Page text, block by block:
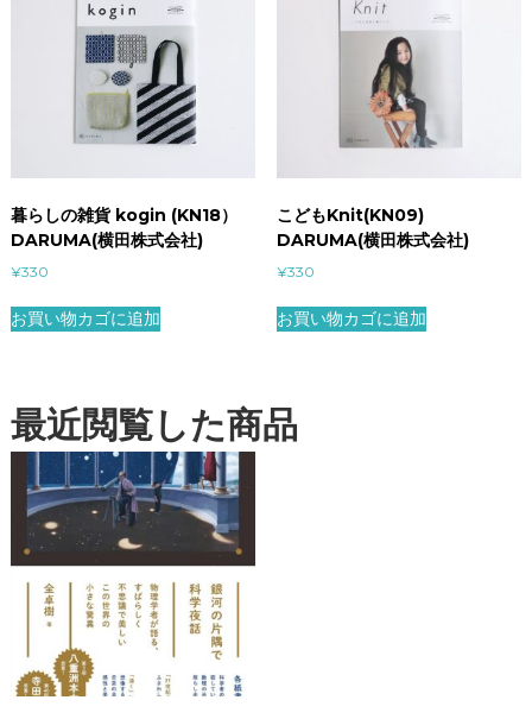
暮らしの雑貨 kogin (KN18）
DARUMA(横田株式会社)
¥330
お買い物カゴに追加
こどもKnit(KN09)
DARUMA(横田株式会社)
¥330
お買い物カゴに追加
最近閲覧した商品